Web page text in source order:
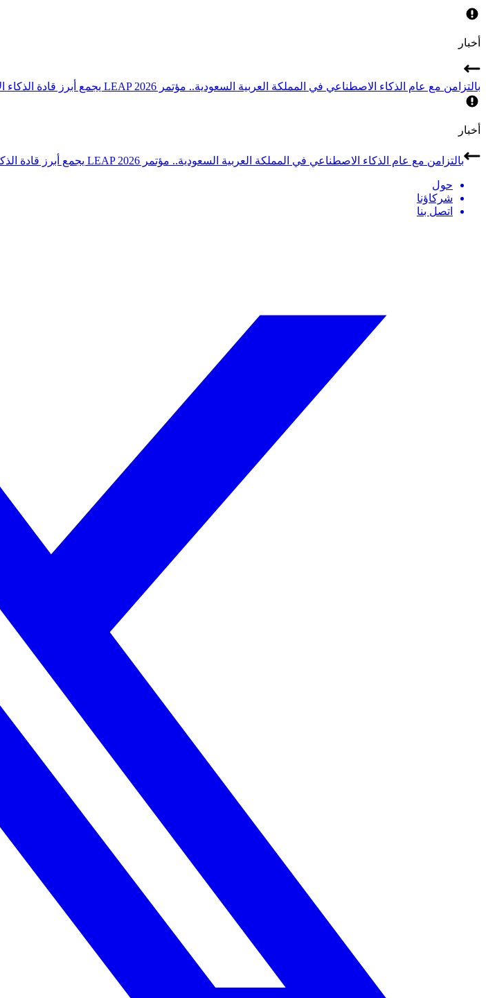
أخبار
بالتزامن مع عام الذكاء الاصطناعي في المملكة العربية السعودية.. مؤتمر LEAP 2026 يجمع أبرز قادة الذكاء الاصطناعي في العالم
أخبار
بالتزامن مع عام الذكاء الاصطناعي في المملكة العربية السعودية.. مؤتمر LEAP 2026 يجمع أبرز قادة الذكاء الاصطناعي في العالم
حول
شركاؤنا
اتصل بنا